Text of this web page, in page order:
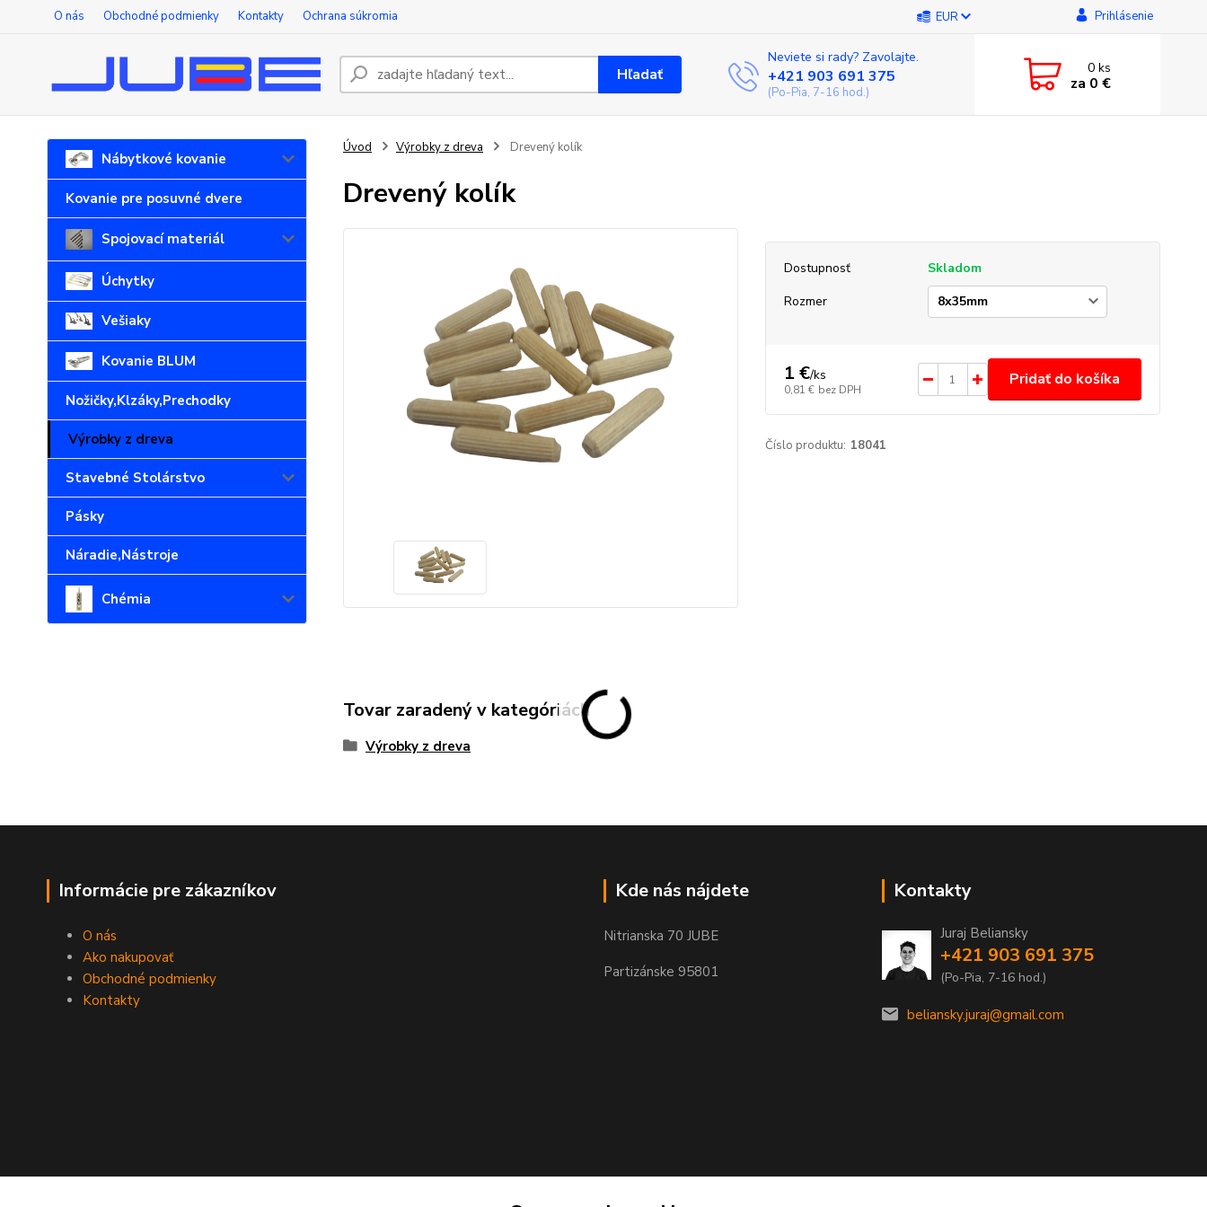
O nás Obchodné podmienky Kontakty Ochrana súkromia EUR Prihlásenie
Hľadať
Neviete si rady? Zavolajte.
+421 903 691 375
(Po-Pia, 7-16 hod.)
0ks
za 0 €
Nábytkové kovanie
Kovanie pre posuvné dvere
Spojovací materiál
Úchytky
Vešiaky
Kovanie BLUM
Nožičky,Klzáky,Prechodky
Výrobky z dreva
Stavebné Stolárstvo
Pásky
Náradie,Nástroje
Chémia
Úvod Výrobky z dreva Drevený kolík
Drevený kolík
Dostupnosť
Skladom
Rozmer
1 €/ks
0,81 € bez DPH
Pridať do košíka
Číslo produktu: 18041
Tovar zaradený v kategóriách
Výrobky z dreva
Informácie pre zákazníkov
O nás
Ako nakupovať
Obchodné podmienky
Kontakty
Kde nás nájdete
Nitrianska 70 JUBE
Partizánske 95801
Kontakty
Juraj Beliansky
+421 903 691 375
(Po-Pia, 7-16 hod.)
beliansky.juraj@gmail.com